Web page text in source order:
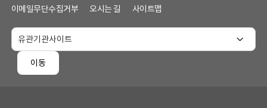
이메일무단수집거부
오시는 길 사이트맵
이동